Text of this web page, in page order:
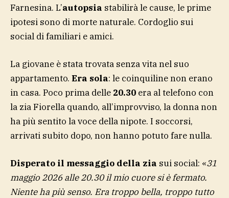
Farnesina. L’autopsia stabilirà le cause, le prime
ipotesi sono di morte naturale. Cordoglio sui
social di familiari e amici.
La giovane è stata trovata senza vita nel suo
appartamento. Era sola: le coinquiline non erano
in casa. Poco prima delle 20.30 era al telefono con
la zia Fiorella quando, all’improvviso, la donna non
ha più sentito la voce della nipote. I soccorsi,
arrivati subito dopo, non hanno potuto fare nulla.
Disperato il messaggio della zia sui social: «31
maggio 2026 alle 20.30 il mio cuore si è fermato.
Niente ha più senso. Era troppo bella, troppo tutto